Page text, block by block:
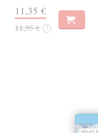
11,35 €
11,95 € ?